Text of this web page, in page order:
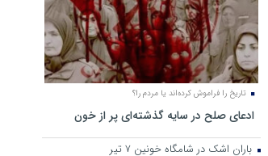
تاریخ را فراموش کرده‌اند یا مردم را؟
ادعای صلح در سایه گذشته‌ای پر از خون
باران اشک در شامگاه خونین 7 تیر